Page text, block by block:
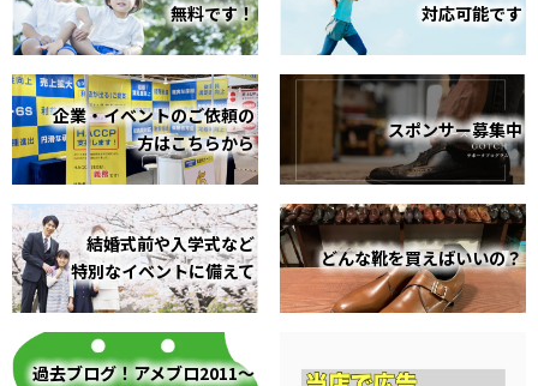
無料です！
対応可能です
企業・イベントのご依頼の
方はこちらから
スポンサー募集中
結婚式前や入学式など
特別なイベントに備えて
どんな靴を買えばいいの？
過去ブログ！アメブロ2011～